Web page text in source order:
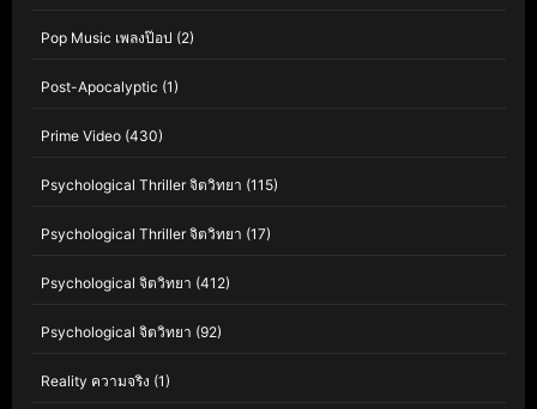
Pop Music เพลงป๊อป (2)
Post-Apocalyptic (1)
Prime Video (430)
Psychological Thriller จิตวิทยา (115)
Psychological Thriller จิตวิทยา (17)
Psychological จิตวิทยา (412)
Psychological จิตวิทยา (92)
Reality ความจริง (1)